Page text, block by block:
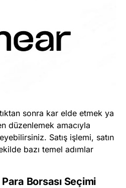
sonra kar elde etmek ya
düzenlemek amacıyla
Satış işlemi, satın
bazı temel adımlar
Borsası Seçimi